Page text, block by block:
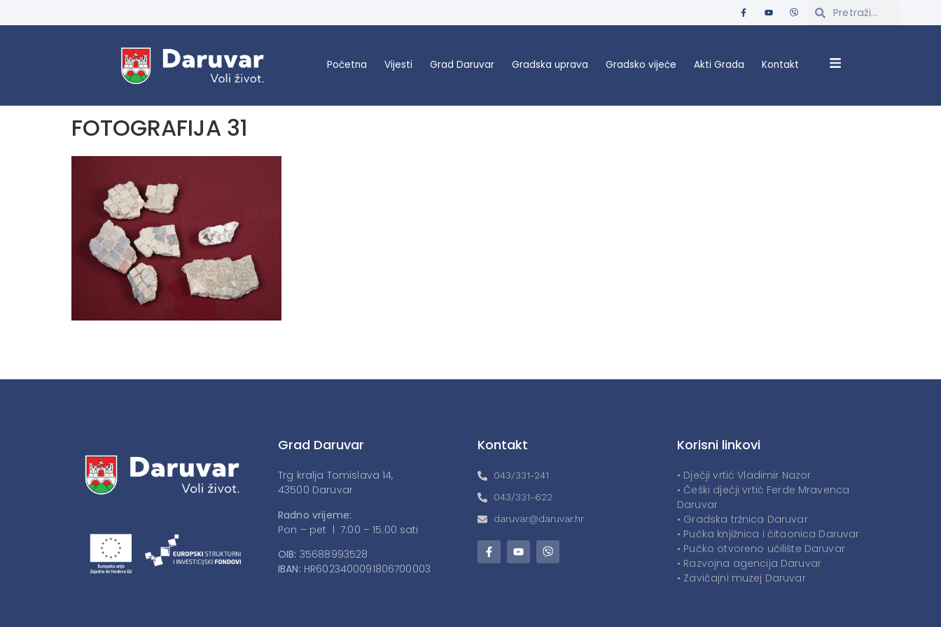
Početna Vijesti Grad Daruvar Gradska uprava Gradsko vijeće Akti Grada Kontakt
FOTOGRAFIJA 31
Grad Daruvar
Trg kralja Tomislava 14,
43500 Daruvar
Radno vrijeme:
Pon – pet | 7:00 – 15:00 sati
OIB: 35688993528
IBAN: HR6023400091806700003
Kontakt
043/331-241
043/331-622
daruvar@daruvar.hr
Korisni linkovi
• Dječji vrtić Vladimir Nazor
• Češki dječji vrtić Ferde Mravenca
Daruvar
• Gradska tržnica Daruvar
• Pučka knjižnica i čitaonica Daruvar
• Pučko otvoreno učilište Daruvar
• Razvojna agencija Daruvar
• Zavičajni muzej Daruvar